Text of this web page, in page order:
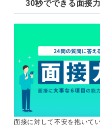
30秒でできる面接
面接に対して不安を抱いて